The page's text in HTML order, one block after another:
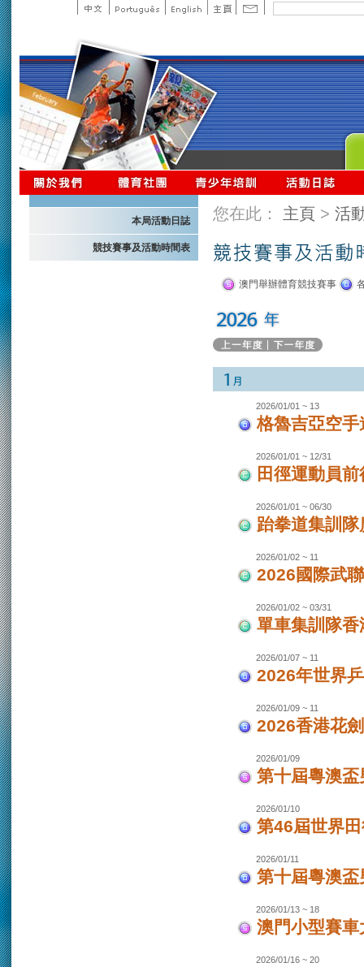
本局活動日誌
競技賽事及活動時間表
您在此： 主頁 > 活
澳門舉辦體育競技賽事
2026/01/01 ~ 13
格魯吉亞空
2026/01/01 ~ 12/31
田徑運動員
2026/01/01 ~ 06/30
跆拳道集訓
2026/01/02 ~ 11
2026國際武
2026/01/02 ~ 03/31
單車集訓隊
2026/01/07 ~ 11
2026年世界
2026/01/09 ~ 11
2026香港花
2026/01/09
第十屆粵澳
2026/01/10
第46屆世界
2026/01/11
第十屆粵澳
2026/01/13 ~ 18
澳門小型賽
2026/01/16 ~ 20